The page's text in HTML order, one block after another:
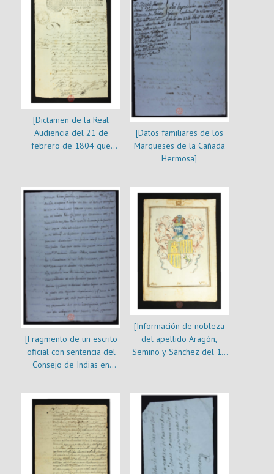
Aragón]
[Dictamen de la Real
Audiencia del 21 de
febrero de 1804 que
Isabel de Aragón]
[Datos familiares de los
Marqueses de la Cañada
Hermosa]
[Fragmento de un escrito
oficial con sentencia del
Consejo de Indias en
Iturgoyen]
[Información de nobleza
del apellido Aragón,
Semino y Sánchez del 19